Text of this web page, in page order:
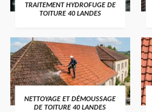
TRAITEMENT HYDROFUGE DE
TOITURE 40 LANDES
NETTOYAGE ET DÉMOUSSAGE
DE TOITURE 40 LANDES